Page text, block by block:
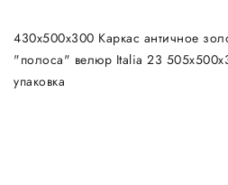
430х500х300 Каркас античное
"полоса" велюр Italia 23
упаковка